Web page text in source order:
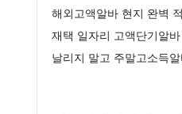
해외고액알바 현지 완벽
재택 일자리 고액단기알
날리지 말고 주말고소득